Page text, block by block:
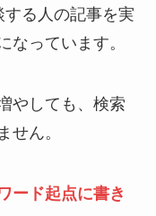
る人の記事を実
なっています。
やしても、検索
せん。
ード起点に書き